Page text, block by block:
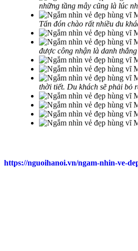
những tầng mây cũng là lúc
Tẩn đón chào rất nhiều du
được công nhận là danh
thời tiết. Du khách sẽ phải bỏ
https://nguoihanoi.vn/ngam-nhin-ve-